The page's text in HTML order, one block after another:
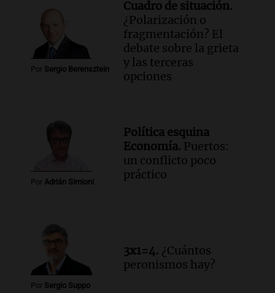
Por Sergio Berensztein
Cuadro de situación.
¿Polarización o
fragmentación? El
debate sobre la grieta
y las terceras
opciones
Por Adrián Simioni
Política esquina
Economía. Puertos:
un conflicto poco
práctico
Por Sergio Suppo
3x1=4. ¿Cuántos
peronismos hay?